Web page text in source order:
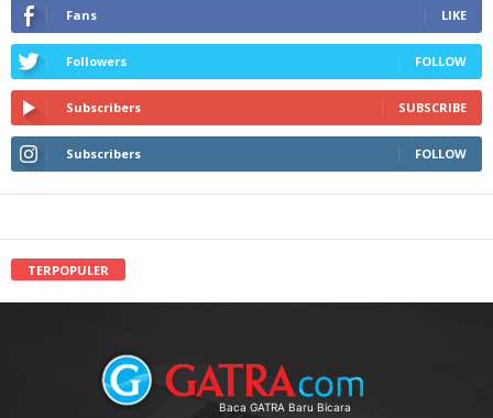
Fans LIKE
Followers FOLLOW
Subscribers SUBSCRIBE
Subscribers FOLLOW